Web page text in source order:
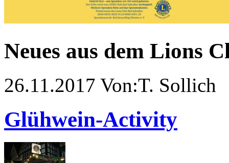
Neues aus dem Lions
26.11.2017 Von:T. Sollich
Glühwein-Activity